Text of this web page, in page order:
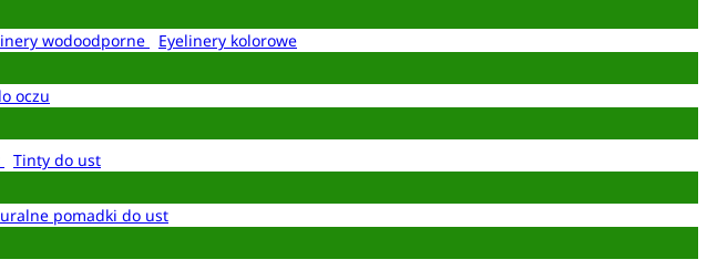
wodoodporne
Eyelinery kolorowe
oczu
Tinty do ust
pomadki do ust